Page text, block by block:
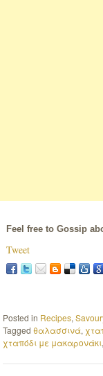
Feel free to Gossip
Tweet
Posted in Recipes,
Taggedθαλασσινά,
χταπόδι με μακαρονάκι,